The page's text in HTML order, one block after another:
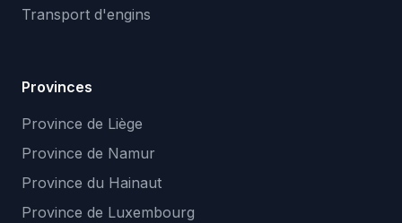
Transport d'engins
Provinces
Province de Liège
Province de Namur
Province du Hainaut
Province de Luxembourg